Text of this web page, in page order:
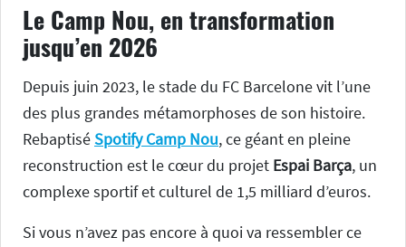
Le Camp Nou, en transformation
jusqu’en 2026
Depuis juin 2023, le stade du FC Barcelone vit l’une
des plus grandes métamorphoses de son histoire.
RebaptiséSpotify Camp Nou, ce géant en pleine
reconstruction est le cœur du projet Espai Barça, un
complexe sportif et culturel de 1,5 milliard d’euros.
Si vous n’avez pas encore à quoi va ressembler ce